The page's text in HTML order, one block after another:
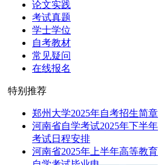
论文实践
考试真题
学士学位
自考教材
常见疑问
在线报名
特别推荐
郑州大学2025年自考招生简章
河南省自学考试2025年下半年
考试日程安排
河南省2025年上半年高等教育